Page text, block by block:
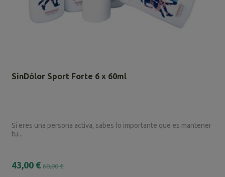
SinDólor Sport Forte 6 x 60ml
Si eres una persona activa, sabes lo importante que es mantener
tu...
43,00 €60,00 €